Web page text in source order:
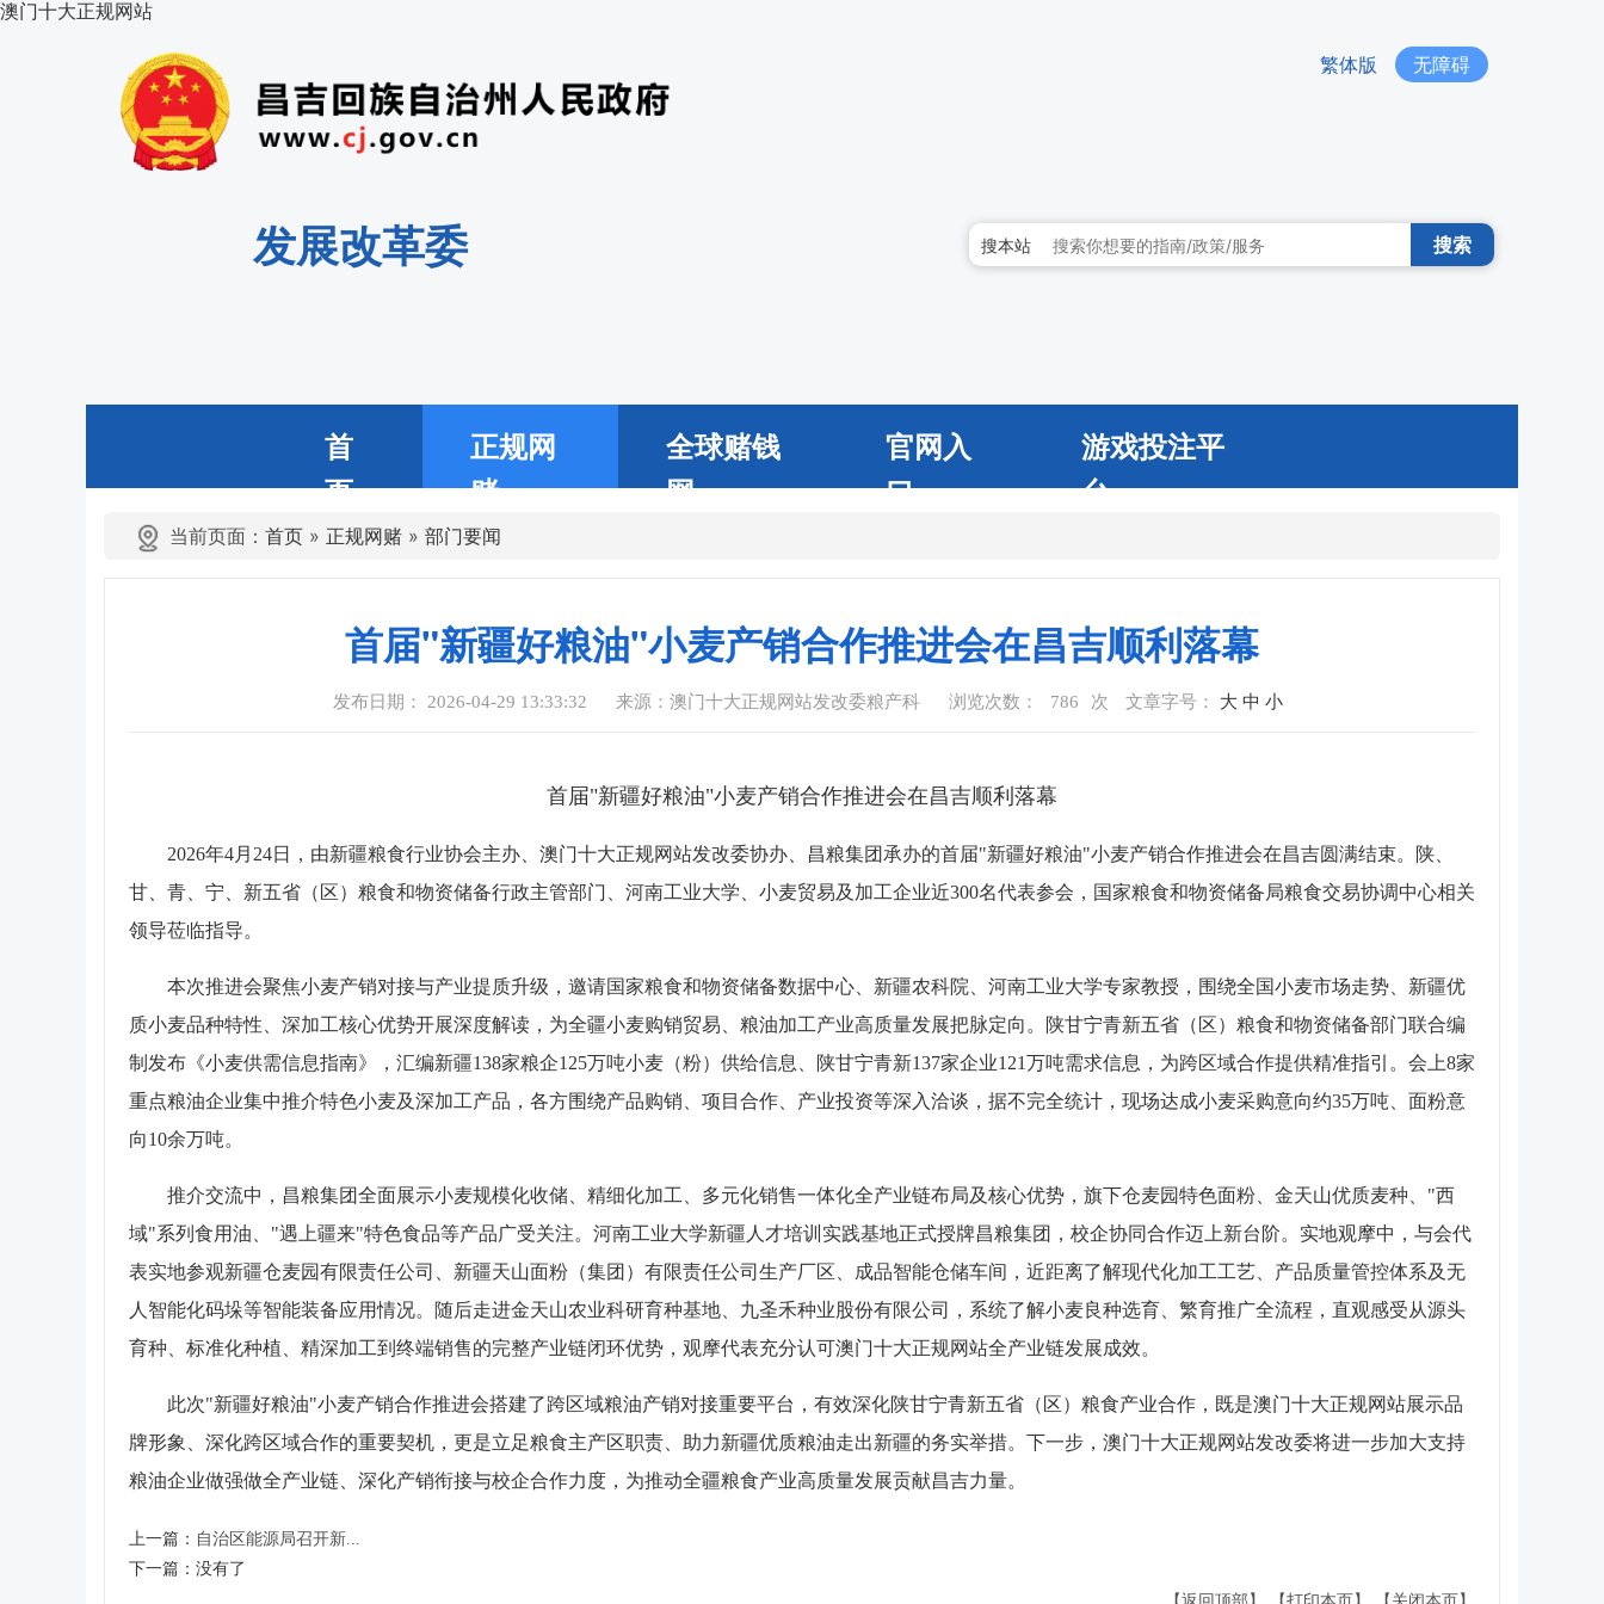
澳门十大正规网站
繁体版 无障碍
发展改革委 搜本站 搜索
首
页
正规网
赌
全球赌钱
网
官网入
口
游戏投注平
台
当前页面： 首页 » 正规网赌 » 部门要闻
首届"新疆好粮油"小麦产销合作推进会在昌吉顺利落幕
发布日期： 2026-04-29 13:33:32 来源：澳门十大正规网站发改委粮产科 浏览次数： 786 次 文章字号： 大 中 小
首届"新疆好粮油"小麦产销合作推进会在昌吉顺利落幕
2026年4月24日，由新疆粮食行业协会主办、澳门十大正规网站发改委协办、昌粮集团承办的首届"新疆好粮油"小麦产销合作推进会在昌吉圆满结束。陕、
甘、青、宁、新五省（区）粮食和物资储备行政主管部门、河南工业大学、小麦贸易及加工企业近300名代表参会，国家粮食和物资储备局粮食交易协调中心相关
领导莅临指导。
本次推进会聚焦小麦产销对接与产业提质升级，邀请国家粮食和物资储备数据中心、新疆农科院、河南工业大学专家教授，围绕全国小麦市场走势、新疆优
质小麦品种特性、深加工核心优势开展深度解读，为全疆小麦购销贸易、粮油加工产业高质量发展把脉定向。陕甘宁青新五省（区）粮食和物资储备部门联合编
制发布《小麦供需信息指南》，汇编新疆138家粮企125万吨小麦（粉）供给信息、陕甘宁青新137家企业121万吨需求信息，为跨区域合作提供精准指引。会上8家
重点粮油企业集中推介特色小麦及深加工产品，各方围绕产品购销、项目合作、产业投资等深入洽谈，据不完全统计，现场达成小麦采购意向约35万吨、面粉意
向10余万吨。
推介交流中，昌粮集团全面展示小麦规模化收储、精细化加工、多元化销售一体化全产业链布局及核心优势，旗下仓麦园特色面粉、金天山优质麦种、"西
域"系列食用油、"遇上疆来"特色食品等产品广受关注。河南工业大学新疆人才培训实践基地正式授牌昌粮集团，校企协同合作迈上新台阶。实地观摩中，与会代
表实地参观新疆仓麦园有限责任公司、新疆天山面粉（集团）有限责任公司生产厂区、成品智能仓储车间，近距离了解现代化加工工艺、产品质量管控体系及无
人智能化码垛等智能装备应用情况。随后走进金天山农业科研育种基地、九圣禾种业股份有限公司，系统了解小麦良种选育、繁育推广全流程，直观感受从源头
育种、标准化种植、精深加工到终端销售的完整产业链闭环优势，观摩代表充分认可澳门十大正规网站全产业链发展成效。
此次"新疆好粮油"小麦产销合作推进会搭建了跨区域粮油产销对接重要平台，有效深化陕甘宁青新五省（区）粮食产业合作，既是澳门十大正规网站展示品
牌形象、深化跨区域合作的重要契机，更是立足粮食主产区职责、助力新疆优质粮油走出新疆的务实举措。下一步，澳门十大正规网站发改委将进一步加大支持
粮油企业做强做全产业链、深化产销衔接与校企合作力度，为推动全疆粮食产业高质量发展贡献昌吉力量。
上一篇： 自治区能源局召开新...
下一篇： 没有了